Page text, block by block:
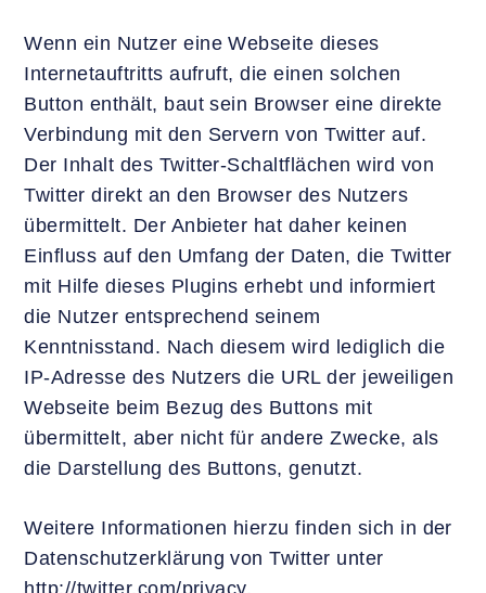
Wenn ein Nutzer eine Webseite dieses
Internetauftritts aufruft, die einen solchen
Button enthält, baut sein Browser eine direkte
Verbindung mit den Servern von Twitter auf.
Der Inhalt des Twitter-Schaltflächen wird von
Twitter direkt an den Browser des Nutzers
übermittelt. Der Anbieter hat daher keinen
Einfluss auf den Umfang der Daten, die Twitter
mit Hilfe dieses Plugins erhebt und informiert
die Nutzer entsprechend seinem
Kenntnisstand. Nach diesem wird lediglich die
IP-Adresse des Nutzers die URL der jeweiligen
Webseite beim Bezug des Buttons mit
übermittelt, aber nicht für andere Zwecke, als
die Darstellung des Buttons, genutzt.
Weitere Informationen hierzu finden sich in der
Datenschutzerklärung von Twitter unter
http://twitter.com/privacy.